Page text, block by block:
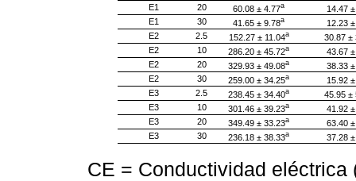
E1
20 60.08 ± 4.77a
14.47
E1
30 41.65 ± 9.78a
12.23
E2
2.5 152.27 ± 11.04a
30.87 ±
E2
10 286.20 ± 45.72a
43.67
E2
20 329.93 ± 49.08a
38.33
E2
30 259.00 ± 34.25a
15.92
E3
2.5 238.45 ± 34.40a
45.95 ±
E3
10 301.46 ± 39.23a
41.92
E3
20 349.49 ± 33.23a
63.40
E3
30 236.18 ± 38.33a 37.28
CE = Conductividad eléctrica